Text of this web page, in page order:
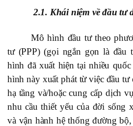
2.1. Khái niệm về đầu tư
Mô hình đầu tư theo
tư (PPP) (gọi ngắn gọn là đầu
hình đã xuất hiện tại nhiều
hình này xuất phát từ việc đầu tư
hạ tầng và/hoặc cung cấp dịch
nhu cầu thiết yếu của đời sống
và vận hành hệ thống đường